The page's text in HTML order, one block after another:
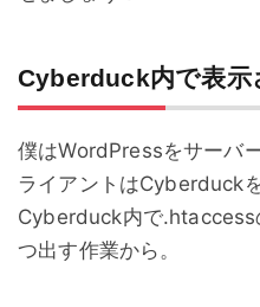
Cyberduck内で表示
僕はWordPressをサーバ
ライアントはCyberduck
Cyberduck内で.htaccess
つ出す作業から。